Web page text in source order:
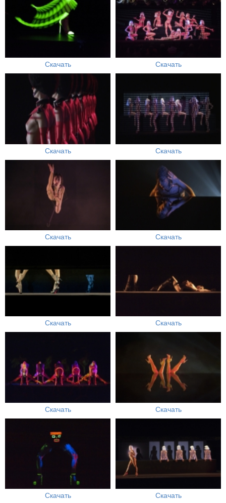
Скачать Скачать
Скачать Скачать
Скачать Скачать
Скачать Скачать
Скачать Скачать
Скачать Скачать